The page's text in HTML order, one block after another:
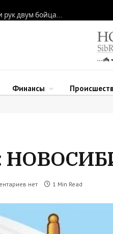
Новосибирские нейрохирурги восстановили функции рук двум бойцам после минно-взрывных травм
Финансы
нет 1 Min Read